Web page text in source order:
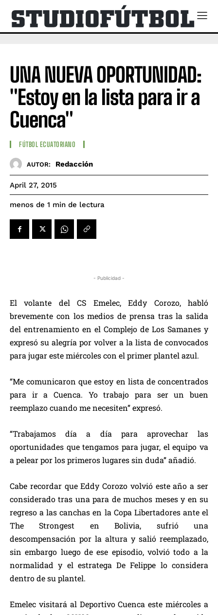
UNA NUEVA OPORTUNIDAD:
"Estoy en la lista para ir a
Cuenca"
FÚTBOL ECUATORIANO
AUTOR: Redacción
April 27, 2015
menos de 1 min de lectura
- Publicidad -
El volante del CS Emelec, Eddy Corozo, habló
brevemente con los medios de prensa tras la salida
del entrenamiento en el Complejo de Los Samanes y
expresó su alegría por volver a la lista de convocados
para jugar este miércoles con el primer plantel azul.
“Me comunicaron que estoy en lista de concentrados
para ir a Cuenca. Yo trabajo para ser un buen
reemplazo cuando me necesiten” expresó.
“Trabajamos día a día para aprovechar las
oportunidades que tengamos para jugar, el equipo va
a pelear por los primeros lugares sin duda” añadió.
Cabe recordar que Eddy Corozo volvió este año a ser
considerado tras una para de muchos meses y en su
regreso a las canchas en la Copa Libertadores ante el
The Strongest en Bolivia, sufrió una
descompensación por la altura y salió reemplazado,
sin embargo luego de ese episodio, volvió todo a la
normalidad y el estratega De Felippe lo considera
dentro de su plantel.
Emelec visitará al Deportivo Cuenca este miércoles a